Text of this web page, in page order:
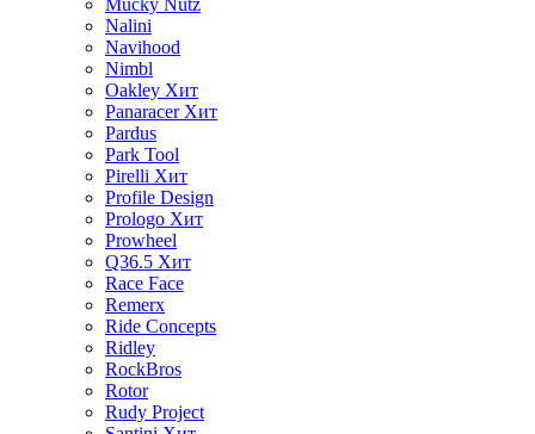
Mucky Nutz
Nalini
Navihood
Nimbl
Oakley Хит
Panaracer Хит
Pardus
Park Tool
Pirelli Хит
Profile Design
Prologo Хит
Prowheel
Q36.5 Хит
Race Face
Remerx
Ride Concepts
Ridley
RockBros
Rotor
Rudy Project